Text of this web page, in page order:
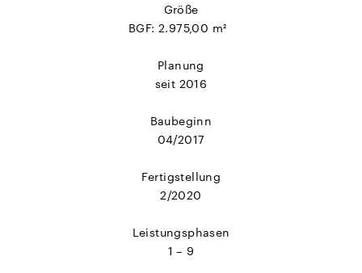
Größe
BGF: 2.975,00 m²
Planung
seit 2016
Baubeginn
04/2017
Fertigstellung
2/2020
Leistungsphasen
1 – 9